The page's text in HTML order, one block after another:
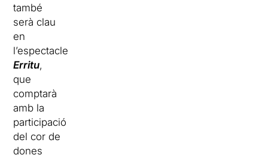
també
serà clau
en
l’espectacle
Erritu,
que
comptarà
amb la
participació
del cor de
dones